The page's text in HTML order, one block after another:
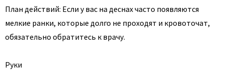
План действий: Если у вас на деснах часто появляются
мелкие ранки, которые долго не проходят и кровоточат,
обязательно обратитесь к врачу.
Руки